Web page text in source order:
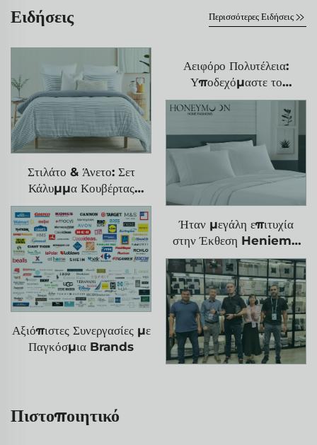
Ειδήσεις Περισσότερες Ειδήσεις
Στιλάτο & Άνετο: Σετ
Κάλυμμα Κουβέρτας
Cationic Με Ρίγες
90gsm
Αειφόρο Πολυτέλεια:
Υποδεχόμαστε το
120GSM GRS-
Πιστοποιημένο Μαξιλάρι
Ανακυκλωμένο Σετ
Σεντόνια
Αξιόπιστες Συνεργασίες με
Παγκόσμια Brands
Ήταν μεγάλη επιτυχία
στην Έκθεση Heniemo
στη Φραγκφούρτη της
Γερμανίας, τον Ιανουάριο
του 2024
Πιστοποιητικό